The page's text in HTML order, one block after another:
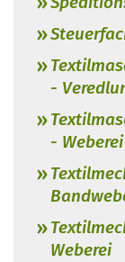
-
- Weberei
Weberei